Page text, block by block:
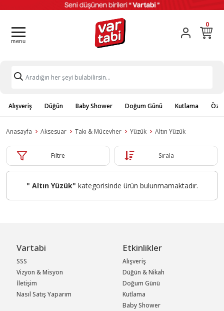
0
Alışveriş Düğün Baby Shower Doğum Günü Kutlama
Anasayfa Aksesuar Takı & Mücevher Yüzük Altın Yüzük
Filtre Sırala
" Altın Yüzük" kategorisinde ürün bulunmamaktadır.
Vartabi
SSS
Vizyon & Misyon
İletişim
Nasıl Satış Yaparım
Etkinlikler
Alışveriş
Düğün & Nikah
Doğum Günü
Kutlama
Baby Shower